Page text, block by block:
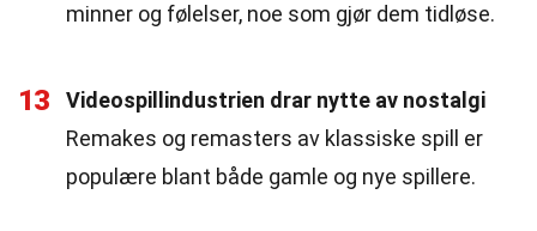
minner og følelser, noe som gjør dem tidløse.
13
Videospillindustrien drar nytte av nostalgi
Remakes og remasters av klassiske spill er
populære blant både gamle og nye spillere.